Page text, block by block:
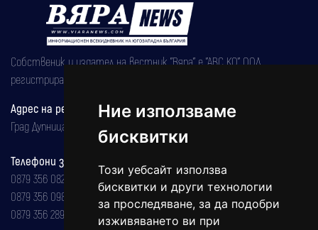
Ние използваме
бисквитки
Този уебсайт използва
бисквитки и други технологии
за проследяване, за да подобри
изживяването ви при
Собственик и издател на вестник "Вяра" е "АВС КО" ООД,
регистрирана на 08.05.2002 година.
Адрес на редакцията
Град Дупница, ул.''Христо Ботев" 43
Телефони за реклама и абонаменти
0879 356 082
0879 356 098
0879 356 289